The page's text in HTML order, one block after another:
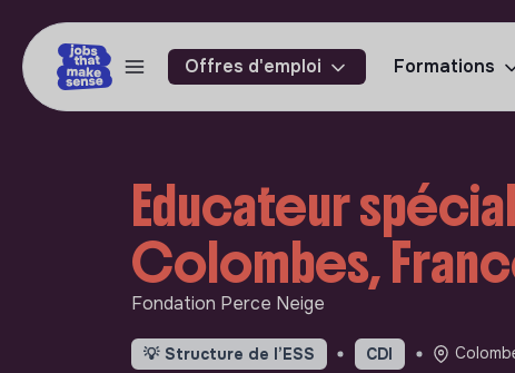
Offres d'emploi Formations
Educateur
Colombes,
Fondation Perce Neige
💡 Structure de l’ESS CDI